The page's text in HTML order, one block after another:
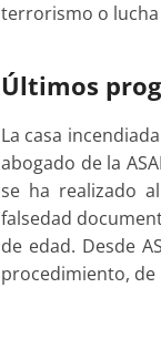
terrorismo o
Últimos
La casa
abogado de la
se ha realizado
falsedad
de edad. Desde
procedimiento, de